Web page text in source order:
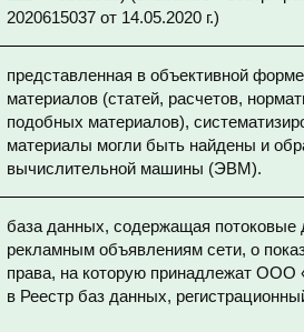
2020615037 от 14.05.2020 г.)
представленная в объективной
материалов (статей, расчетов,
подобных материалов),
материалы могли быть найдены и
вычислительной машины (ЭВМ).
база данных, содержащая потоковые
рекламным объявлениям сети, о
права, на которую принадлежат
в Реестр баз данных,